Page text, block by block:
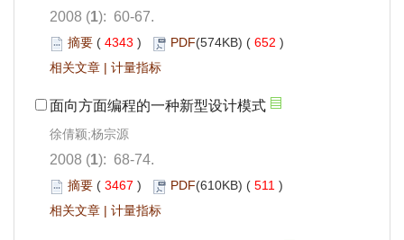
2008 (1): 60-67.
摘要 ( 4343 ) PDF(574KB) ( 652 )
相关文章 | 计量指标
面向方面编程的一种新型设计模式
徐倩颖;杨宗源
2008 (1): 68-74.
摘要 ( 3467 ) PDF(610KB) ( 511 )
相关文章 | 计量指标